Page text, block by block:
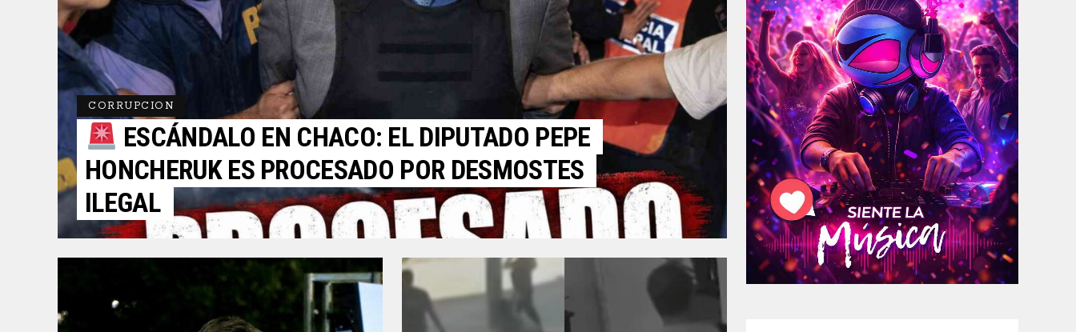
CORRUPCION
ESCÁNDALO EN CHACO: EL DIPUTADO PEPE
HONCHERUK ES PROCESADO POR DESMOSTES
ILEGAL